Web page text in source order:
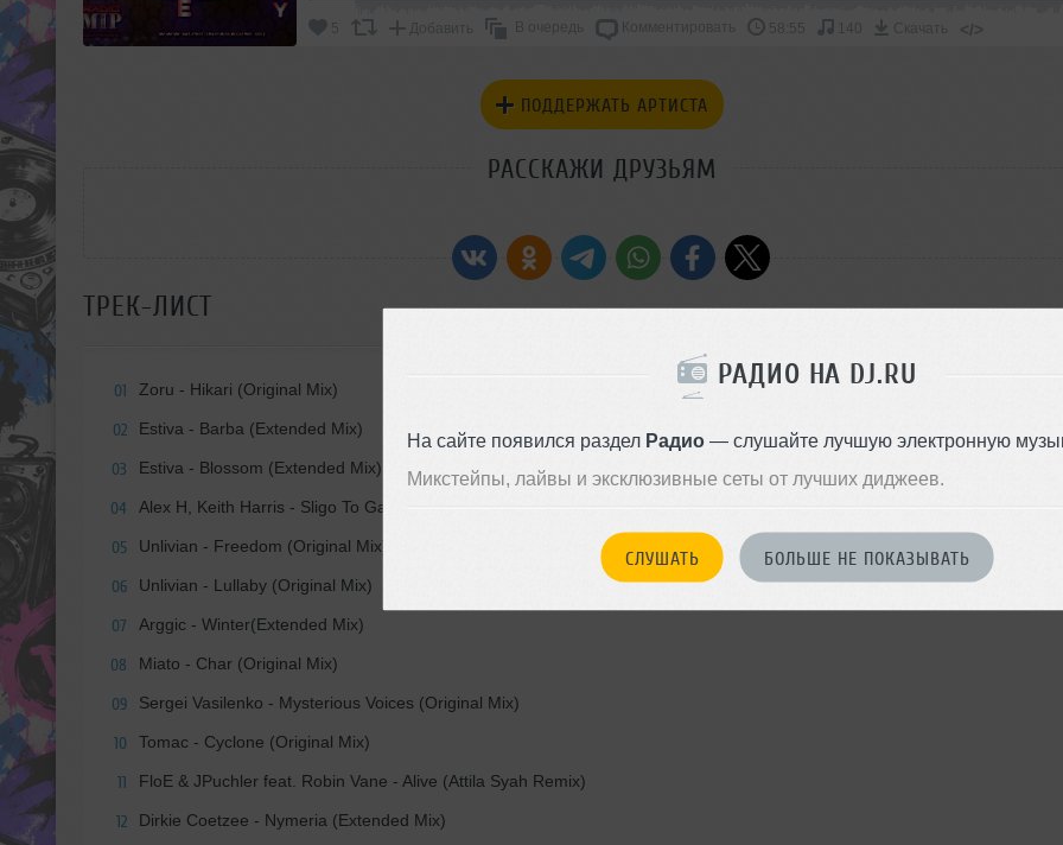
РАДИО НА DJ.RU
На сайте появился раздел Радио— слушайте лучшую электронную
Микстейпы, лайвы и эксклюзивные сеты от лучших диджеев.
СЛУШАТЬ БОЛЬШЕ НЕ ПОКАЗЫВАТЬ
5 Добавить В очередь Комментировать 58:55 Скачать </>
ПОДДЕРЖАТЬ АРТИСТА
РАССКАЖИ ДРУЗЬЯМ
ТРЕК-ЛИСТ
01 Zoru - Hikari (Original Mix)
02 Estiva - Barba (Extended Mix)
03 Estiva - Blossom (Extended Mix)
04 Alex H, Keith Harris - Sligo To Galway (Ryo Nakamura Remix)
05 Unlivian - Freedom (Original Mix)
06 Unlivian - Lullaby (Original Mix)
07 Arggic - Winter(Extended Mix)
08 Miato - Char (Original Mix)
09 Sergei Vasilenko - Mysterious Voices (Original Mix)
10 Tomac - Cyclone (Original Mix)
11 FloE & JPuchler feat. Robin Vane - Alive (Attila Syah Remix)
12 Dirkie Coetzee - Nymeria (Extended Mix)